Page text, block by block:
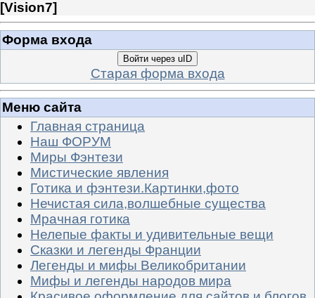
[Vision7]
Форма входа
Войти через uID
Старая форма входа
Меню сайта
Главная страница
Наш ФОРУМ
Миры Фэнтези
Мистические явления
Готика и фэнтези.Картинки,фото
Нечистая сила,волшебные существа
Мрачная готика
Нелепые факты и удивительные вещи
Сказки и легенды Франции
Легенды и мифы Великобритании
Мифы и легенды народов мира